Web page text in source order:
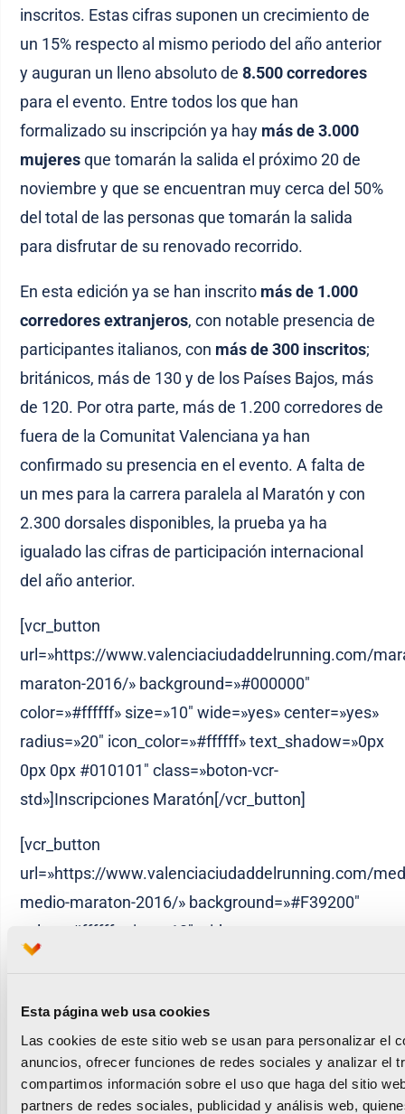
Esta página web usa cookies
Las cookies de este sitio web se usan para personalizar el
anuncios, ofrecer funciones de redes sociales y analizar el
compartimos información sobre el uso que haga del sitio
partners de redes sociales, publicidad y análisis web,
inscritos. Estas cifras suponen un crecimiento de
un 15% respecto al mismo periodo del año anterior
y auguran un lleno absoluto de8.500 corredores
para el evento. Entre todos los que han
formalizado su inscripción ya hay más de 3.000
mujeresque tomarán la salida el próximo 20 de
noviembre y que se encuentran muy cerca del 50%
del total de las personas que tomarán la salida
para disfrutar de su renovado recorrido.
En esta edición ya se han inscrito más de 1.000
corredores extranjeros, con notable presencia de
participantes italianos, con más de 300 inscritos;
británicos, más de 130 y de los Países Bajos, más
de 120. Por otra parte, más de 1.200 corredores de
fuera de la Comunitat Valenciana ya han
confirmado su presencia en el evento. A falta de
un mes para la carrera paralela al Maratón y con
2.300 dorsales disponibles, la prueba ya ha
igualado las cifras de participación internacional
del año anterior.
[vcr_button
url=»https://www.valenciaciudaddelrunning.com/
maraton-2016/» background=»#000000″
color=»#ffffff» size=»10″ wide=»yes» center=»yes»
radius=»20″ icon_color=»#ffffff» text_shadow=»0px
0px 0px #010101″ class=»boton-vcr-
std»]Inscripciones Maratón[/vcr_button]
[vcr_button
url=»https://www.valenciaciudaddelrunning.com/
medio-maraton-2016/» background=»#F39200″
color=»#ffffff» size=»10″ wide=»yes» center=»yes»
radius=»20″ icon_color=»#ffffff» text_shadow=»0px
std»]Inscripciones Medio Maratón[/vcr_button]
[vcr_button
url=»https://www.valenciaciudaddelrunning.com/